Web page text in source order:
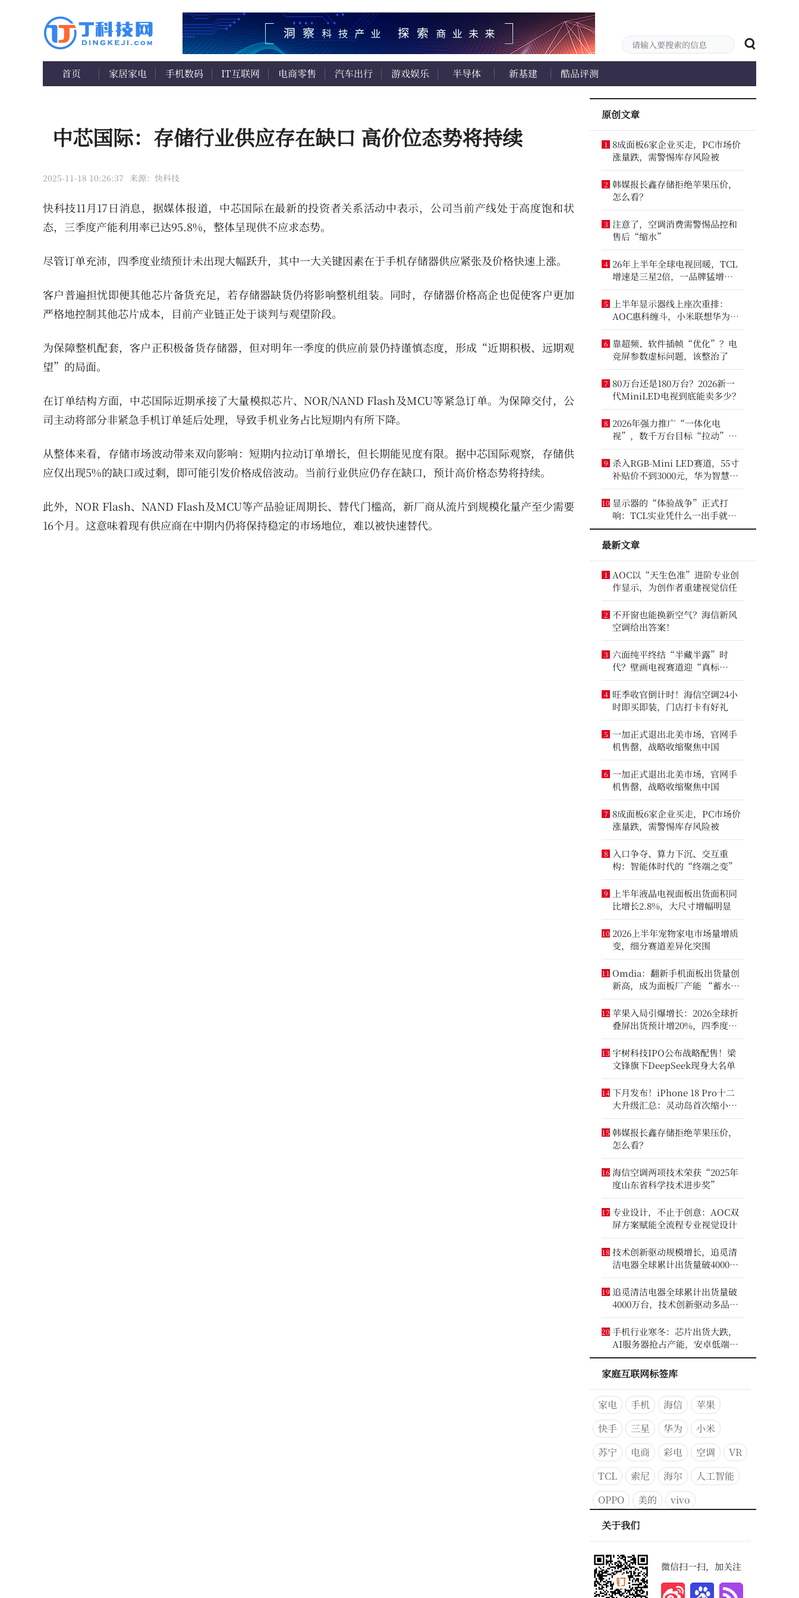
首页 家居家电 手机数码 IT互联网 电商零售 汽车出行 游戏娱乐 半导体 新基建 酷品评测
中芯国际：存储行业供应存在缺口 高价位态势将持续
2025-11-18 10:26:37 来源：快科技
快科技11月17日消息，据媒体报道，中芯国际在最新的投资者关系活动中表示，公司当前产线处于高度饱和状
态，三季度产能利用率已达95.8%，整体呈现供不应求态势。
尽管订单充沛，四季度业绩预计未出现大幅跃升，其中一大关键因素在于手机存储器供应紧张及价格快速上涨。
客户普遍担忧即便其他芯片备货充足，若存储器缺货仍将影响整机组装。同时，存储器价格高企也促使客户更加
严格地控制其他芯片成本，目前产业链正处于谈判与观望阶段。
为保障整机配套，客户正积极备货存储器，但对明年一季度的供应前景仍持谨慎态度，形成“近期积极、远期观
望”的局面。
在订单结构方面，中芯国际近期承接了大量模拟芯片、NOR/NAND Flash及MCU等紧急订单。为保障交付，公
司主动将部分非紧急手机订单延后处理，导致手机业务占比短期内有所下降。
从整体来看，存储市场波动带来双向影响：短期内拉动订单增长，但长期能见度有限。据中芯国际观察，存储供
应仅出现5%的缺口或过剩，即可能引发价格成倍波动。当前行业供应仍存在缺口，预计高价格态势将持续。
此外，NOR Flash、NAND Flash及MCU等产品验证周期长、替代门槛高，新厂商从流片到规模化量产至少需要
16个月。这意味着现有供应商在中期内仍将保持稳定的市场地位，难以被快速替代。
原创文章
1
8成面板6家企业买走，PC市场价
涨量跌，需警惕库存风险被
2 韩媒报长鑫存储拒绝苹果压价，
怎么看？
3 注意了，空调消费需警惕品控和
售后“缩水”
4 26年上半年全球电视回暖，TCL
增速是三星2倍，一品牌猛增
14.8%
5
上半年显示器线上座次重排：
AOC惠科缠斗，小米联想华为进
前八
6 靠超频、软件插帧“优化”？电
竞屏参数虚标问题，该整治了
7 80万台还是180万台？2026新一
代MiniLED电视到底能卖多少？
8 2026年强力推广“一体化电
视”，数千万台目标“拉动”彩
电业？
9 杀入RGB-Mini LED赛道，55寸
补贴价不到3000元，华为智慧屏
要“走量”？
10 显示器的“体验战争”正式打
响：TCL实业凭什么一出手就定
义了三条赛道？
最新文章
1
AOC以“天生色准”进阶专业创
作显示，为创作者重建视觉信任
2 不开窗也能换新空气？海信新风
空调给出答案！
3 六面纯平终结“半藏半露”时
代？壁画电视赛道迎“真标
准”之争
4 旺季收官倒计时！海信空调24小
时即买即装，门店打卡有好礼
5 一加正式退出北美市场，官网手
机售罄，战略收缩聚焦中国
6 一加正式退出北美市场，官网手
机售罄，战略收缩聚焦中国
7 8成面板6家企业买走，PC市场价
涨量跌，需警惕库存风险被
8
入口争夺、算力下沉、交互重
构：智能体时代的“终端之变”
9
上半年液晶电视面板出货面积同
比增长2.8%，大尺寸增幅明显
10 2026上半年宠物家电市场量增质
变，细分赛道差异化突围
11 Omdia：翻新手机面板出货量创
新高，成为面板厂产能 “蓄水
池”
12 苹果入局引爆增长：2026全球折
叠屏出货预计增20%，四季度成
全年销量关键窗口
13 宇树科技IPO公布战略配售！梁
文锋旗下DeepSeek现身大名单
14 下月发布！iPhone 18 Pro十二
大升级汇总：灵动岛首次缩小、
首次2nm芯片
15 韩媒报长鑫存储拒绝苹果压价，
怎么看？
16 海信空调两项技术荣获“2025年
度山东省科学技术进步奖”
17 专业设计，不止于创意：AOC双
屏方案赋能全流程专业视觉设计
18 技术创新驱动规模增长，追觅清
洁电器全球累计出货量破4000万
台
19 追觅清洁电器全球累计出货量破
4000万台，技术创新驱动多品类
增长
20 手机行业寒冬：芯片出货大跌，
AI服务器抢占产能，安卓低端压
力最大
家庭互联网标签库
家电 手机 海信
苹果
快手
三星 华为
小米
苏宁
电商 彩电 空调
VR
TCL
索尼 海尔
人工智能
OPPO
美的
vivo
关于我们
微信扫一扫，加关注